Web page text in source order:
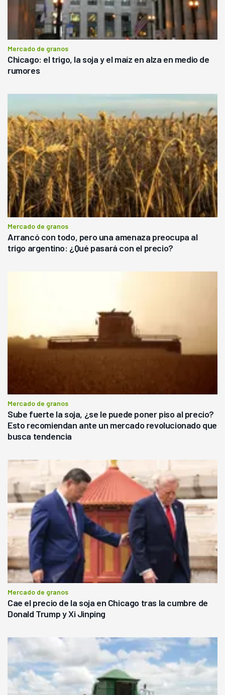
Mercado de granos
Chicago: el trigo, la soja y el maíz en alza en medio de
rumores
Mercado de granos
Arrancó con todo, pero una amenaza preocupa al
trigo argentino: ¿Qué pasará con el precio?
Mercado de granos
Sube fuerte la soja, ¿se le puede poner piso al precio?
Esto recomiendan ante un mercado revolucionado que
busca tendencia
Mercado de granos
Cae el precio de la soja en Chicago tras la cumbre de
Donald Trump y Xi Jinping